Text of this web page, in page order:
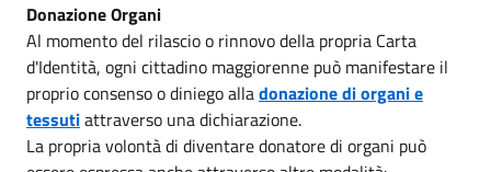
Donazione Organi
Al momento del rilascio o rinnovo della propria Carta
d'Identità, ogni cittadino maggiorenne può manifestare il
proprio consenso o diniego alladonazione di organi e
tessutiattraverso una dichiarazione.
La propria volontà di diventare donatore di organi può